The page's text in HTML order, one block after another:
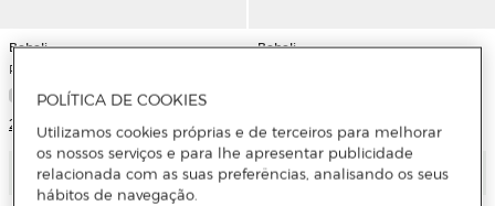
Boboli
Polo Muselina Infantil
2 Cores
Adicionar
Boboli
Adicionar
POLÍTICA DE COOKIES
Utilizamos cookies próprias e de terceiros para melhorar
os nossos serviços e para lhe apresentar publicidade
relacionada com as suas preferências, analisando os seus
hábitos de navegação.